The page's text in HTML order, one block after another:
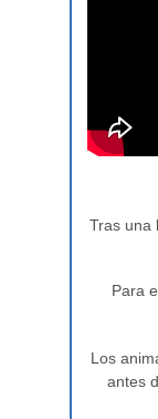
Tras una
Para
Los
antes